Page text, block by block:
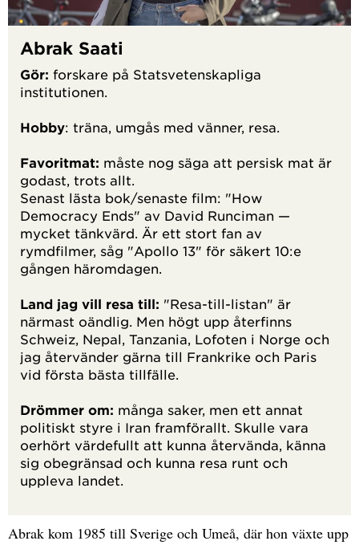
Abrak Saati
Gör: forskare på Statsvetenskapliga
institutionen.
Hobby: träna, umgås med vänner, resa.
Favoritmat: måste nog säga att persisk mat är
godast, trots allt.
Senast lästa bok/senaste film: "How
Democracy Ends" av David Runciman —
mycket tänkvärd. Är ett stort fan av
rymdfilmer, såg "Apollo 13" för säkert 10:e
gången häromdagen.
Land jag vill resa till: "Resa-till-listan" är
närmast oändlig. Men högt upp återfinns
Schweiz, Nepal, Tanzania, Lofoten i Norge och
jag återvänder gärna till Frankrike och Paris
vid första bästa tillfälle.
Drömmer om: många saker, men ett annat
politiskt styre i Iran framförallt. Skulle vara
oerhört värdefullt att kunna återvända, känna
sig obegränsad och kunna resa runt och
uppleva landet.
Abrak kom 1985 till Sverige och Umeå, där hon växte upp